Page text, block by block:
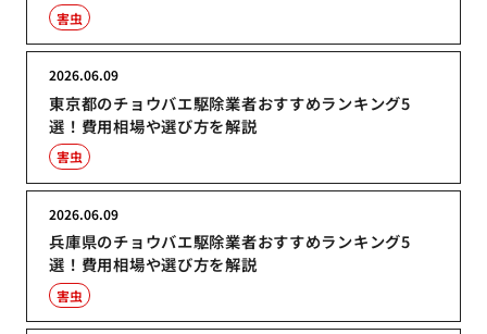
害虫
東京都のチョウバエ駆除業者おすすめランキング5
選！費用相場や選び方を解説
2026.06.09
害虫
兵庫県のチョウバエ駆除業者おすすめランキング5
選！費用相場や選び方を解説
2026.06.09
害虫